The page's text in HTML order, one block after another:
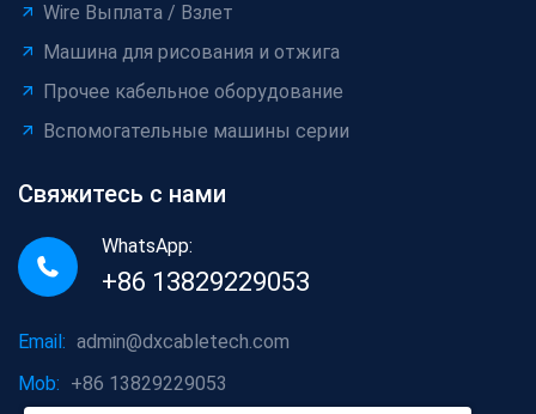
Wire Выплата / Взлет
Машина для рисования и отжига
Прочее кабельное оборудование
Вспомогательные машины серии
Свяжитесь с нами
WhatsApp:
+86 13829229053
Email: admin@dxcabletech.com
Mob: +86 13829229053